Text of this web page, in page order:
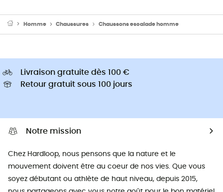
Homme Chaussures Chaussons escalade homme
Livraison gratuite dès 100 €
Retour gratuit sous 100 jours
Notre mission
Chez Hardloop, nous pensons que la nature et le
mouvement doivent être au coeur de nos vies. Que vous
soyez débutant ou athlète de haut niveau, depuis 2015,